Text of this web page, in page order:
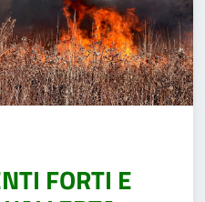
FORTI E